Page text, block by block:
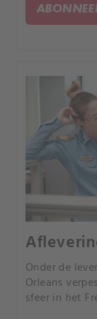
Onder de
Orleans
sfeer in het